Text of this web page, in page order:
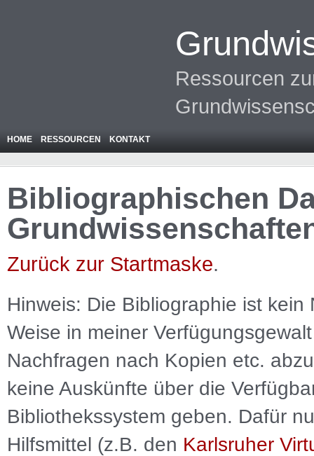
Ressourcen
HOME RESSOURCEN KONTAKT
Bibliographischen
Zurück zur Startmaske.
Hinweis: Die Bibliographie ist kein
Weise in meiner
Nachfragen nach Kopien etc.
keine Auskünfte über die
Bibliothekssystem geben. Dafür
Hilfsmittel (z.B. den Karlsruher